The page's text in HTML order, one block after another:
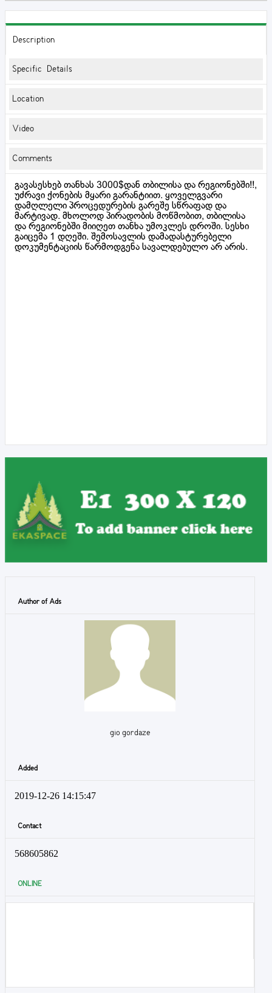
Description
Specific Details
Location
Video
Comments
გავასესხებ თანხას 3000$დან თბილისა და რეგიონებში!!,
უძრავი ქონების მყარი გარანტიით. ყოველგვარი
დამღლელი პროცედურების გარეშე სწრაფად და
მარტივად. მხოლოდ პირადობის მოწმობით, თბილისა
და რეგიონებში მიიღეთ თანხა უმოკლეს დროში. სესხი
გაიცემა 1 დღეში. შემოსავლის დამადასტურებელი
დოკუმენტაციის წარმოდგენა სავალდებულო არ არის.
Author of Ads
gio gordaze
Added
2019-12-26 14:15:47
Contact
568605862
ONLINE